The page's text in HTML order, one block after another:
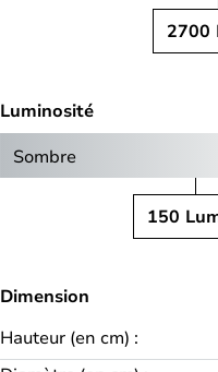
2700
Luminosité
Sombre
150
Dimension
Hauteur (en cm) :